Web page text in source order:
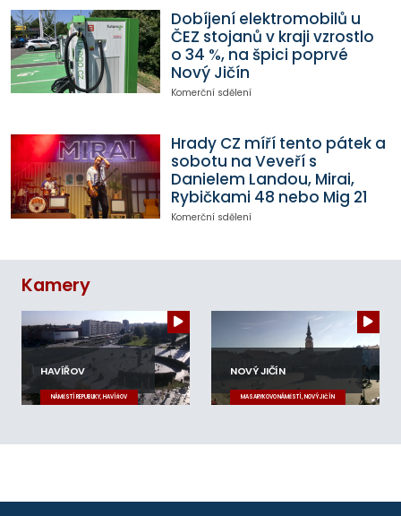
Dobíjení elektromobilů u
ČEZ stojanů v kraji vzrostlo
o 34 %, na špici poprvé
Nový Jičín
Komerční sdělení
Hrady CZ míří tento pátek a
sobotu na Veveří s
Danielem Landou, Mirai,
Rybičkami 48 nebo Mig 21
Komerční sdělení
Kamery
HAVÍŘOV
NÁMĚSTÍ REPUBLIKY, HAVÍŘOV
NOVÝ JIČÍN
MASARYKOVO NÁMĚSTÍ, NOVÝ JIČÍN